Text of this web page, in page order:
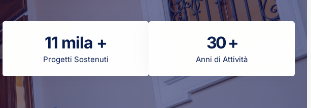
disperdere
11 mila +
Progetti Sostenuti
30 +
Anni di Attività